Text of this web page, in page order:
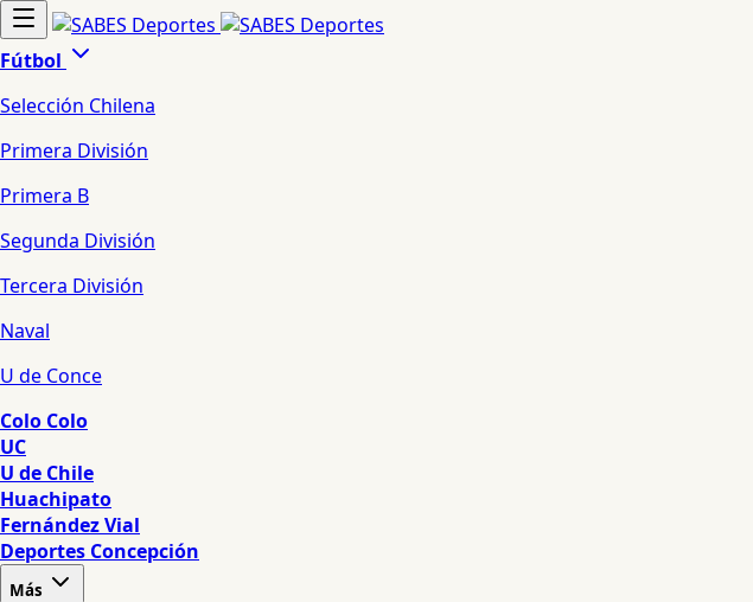
Fútbol
Selección Chilena
Primera División
Primera B
Segunda División
Tercera División
Naval
U de Conce
Colo Colo
UC
U de Chile
Huachipato
Fernández Vial
Deportes Concepción
Más